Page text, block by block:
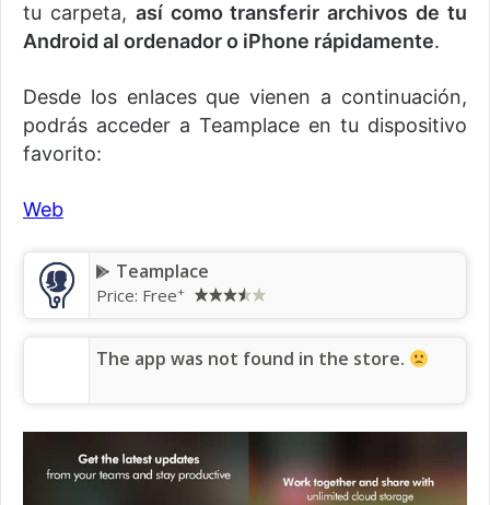
tu carpeta, así como transferir archivos de tu
Android al ordenador o iPhone rápidamente.
Desde los enlaces que vienen a continuación,
podrás acceder a Teamplace en tu dispositivo
favorito:
Web
Teamplace
Price: Free+
The app was not found in the store.